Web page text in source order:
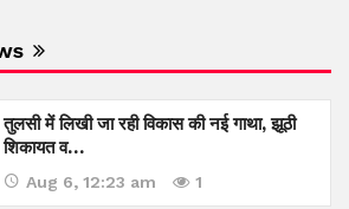
तुलसी में लिखी जा रही विकास की नई गाथा, झूठी
शिकायत व…
Aug 6, 12:23 am 1